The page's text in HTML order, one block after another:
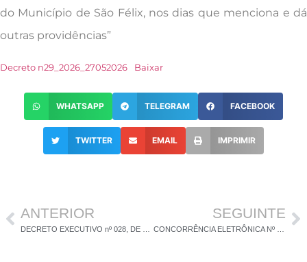
do Município de São Félix, nos dias que menciona e dá
outras providências”
Decreto n29_2026_27052026 Baixar
WHATSAPP TELEGRAM FACEBOOK
TWITTER EMAIL IMPRIMIR
ANTERIOR SEGUINTE